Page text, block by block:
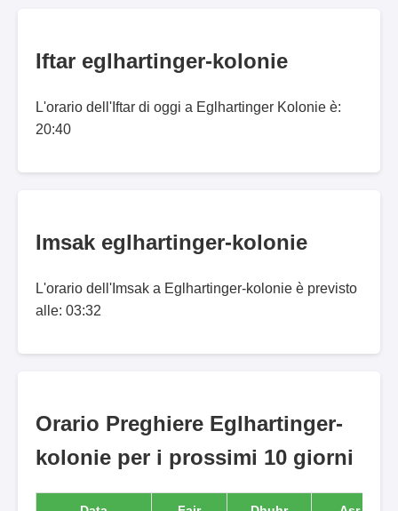
Iftar eglhartinger-kolonie
L'orario dell'Iftar di oggi a Eglhartinger Kolonie è:
20:40
Imsak eglhartinger-kolonie
L'orario dell'Imsak a Eglhartinger-kolonie è previsto
alle: 03:32
Orario Preghiere Eglhartinger-
kolonie per i prossimi 10 giorni